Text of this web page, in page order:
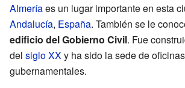
Almeríaes un lugar importante en esta
Andalucía, España. También se le
edificio del Gobierno Civil. Fue
del siglo XXy ha sido la sede de oficinas
gubernamentales.